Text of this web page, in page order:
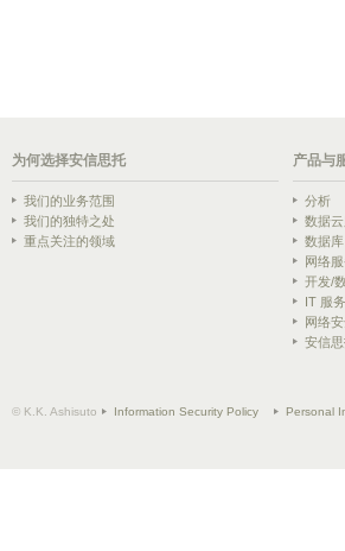
为何选择安信思托
我们的业务范围
我们的独特之处
重点关注的领域
产品与
分析
数据
数据库
网络
开发/
IT 服
网络
安信
© K.K. Ashisuto Information Security Policy Personal